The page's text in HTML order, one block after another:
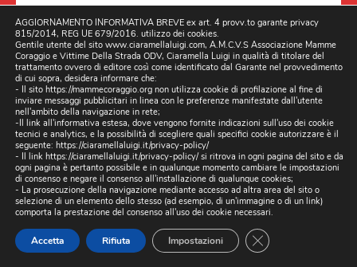
FEBBRAIO 2026
SI TORNA A PARLARE IN QUESTI GIORNI DI #PNRR, PERCHÉ IL
CONSIGLIO DEI MINISTRI HA APPROVATO UN DECRETO
LEGGE IN MATERIA.31 GENNAIO 2026
COME PORTAVOCE DELLE TRE ASSOCIAZIONI VITTIME
DELLA STRADA, RINGRAZIAMO L’AMICO MASSIMO SGURELLI
30 GENNAIO 2026
NUMERO BEN DUE ARTICOLI DEDICATI ALLA SICUREZZA
AGGIORNAMENTO INFORMATIVA BREVE ex art. 4 provv.to garante privacy
815/2014, REG UE 679/2016. utilizzo dei cookies.
Gentile utente del sito www.ciaramellaluigi.com, A.M.C.V.S Associazione Mamme
Coraggio e Vittime Della Strada ODV, Ciaramella Luigi in qualità di titolare del
trattamento ovvero di editore così come identificato dal Garante nel provvedimento
di cui sopra, desidera informare che:
- Il sito https://mammecoraggio.org non utilizza cookie di profilazione al fine di
inviare messaggi pubblicitari in linea con le preferenze manifestate dall'utente
nell'ambito della navigazione in rete;
-Il link all'informativa estesa, dove vengono fornite indicazioni sull'uso dei cookie
tecnici e analytics, e la possibilità di scegliere quali specifici cookie autorizzare è il
seguente: https://ciaramellaluigi.it/privacy-policy/
- Il link https://ciaramellaluigi.it/privacy-policy/si ritrova in ogni pagina del sito e da
ogni pagina è pertanto possibile e in qualunque momento cambiare le impostazioni
di consenso e negare il consenso all'installazione di qualunque cookies;
- La prosecuzione della navigazione mediante accesso ad altra area del sito o
selezione di un elemento dello stesso (ad esempio, di un'immagine o di un link)
comporta la prestazione del consenso all'uso dei cookie necessari.
Accetta Rifiuta Impostazioni CLOSE GDPR